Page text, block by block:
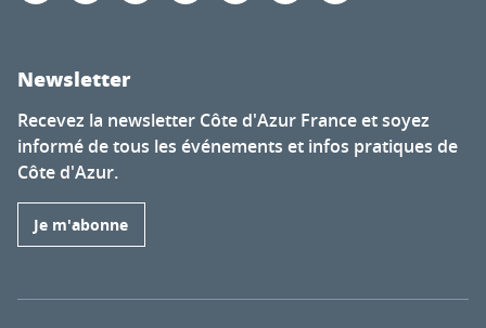
Newsletter
Recevez la newsletter Côte d'Azur France et soyez
informé de tous les événements et infos pratiques de
Côte d'Azur.
Je m'abonne